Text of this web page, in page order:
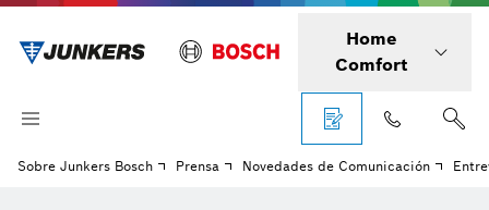
Home
Comfort
Sobre Junkers Bosch Prensa Novedades de Comunicación